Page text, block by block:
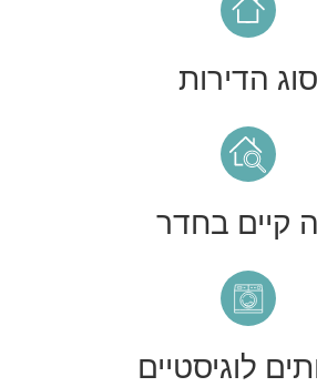
סוג הדירות
קיים בחדר
לוגיסטיים